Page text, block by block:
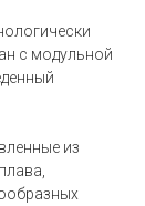
с модульной
из